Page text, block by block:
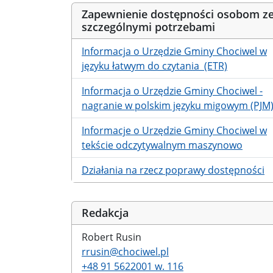
Zapewnienie dostępności osobom
szczególnymi potrzebami
Informacja o Urzędzie Gminy Chociwel w
języku łatwym do czytania (ETR)
Informacja o Urzędzie Gminy Chociwel -
nagranie w polskim języku migowym (PJM)
Informacje o Urzędzie Gminy Chociwel w
tekście odczytywalnym maszynowo
Działania na rzecz poprawy dostępności
Redakcja
Robert Rusin
rrusin@chociwel.pl
+48 91 5622001 w. 116